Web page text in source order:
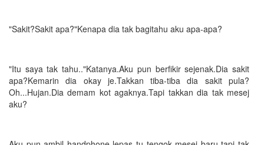
"Sakit?Sakit apa?"Kenapa dia tak bagitahu aku apa-apa?
"Itu saya tak tahu.."Katanya.Aku pun berfikir sejenak.Dia sakit
apa?Kemarin dia okay je.Takkan tiba-tiba dia sakit pula?
Oh...Hujan.Dia demam kot agaknya.Tapi takkan dia tak mesej
aku?